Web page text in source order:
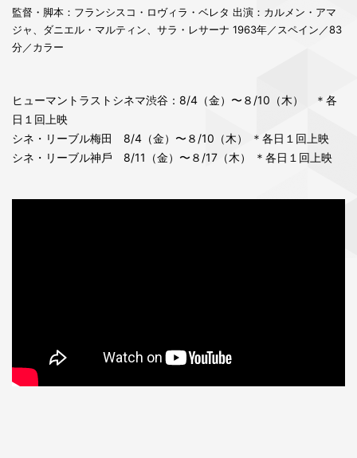
監督・脚本：フランシスコ・ロヴィラ・ベレタ 出演：カルメン・アマ
ジャ、ダニエル・マルティン、サラ・レサーナ 1963年／スペイン／83
分／カラー
ヒューマントラストシネマ渋⾕：8/4（金）〜８/10（木） ＊各
⽇１回上映
シネ・リーブル梅⽥ 8/4（金）〜８/10（木） ＊各⽇１回上映
シネ・リーブル神⼾ 8/11（金）〜８/17（木） ＊各⽇１回上映